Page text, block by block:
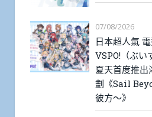
07/08/2026
日本超人氣
VSPO!（ぶい
夏天首度推出
劃《Sail
彼方～》